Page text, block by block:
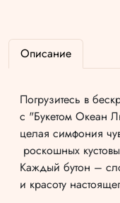
Описание
Погрузитесь в
с "Букетом Океан
целая симфония
роскошных
Каждый бутон –
и красоту